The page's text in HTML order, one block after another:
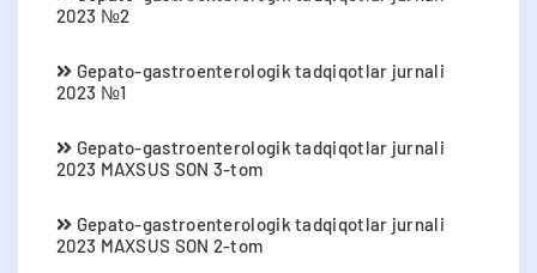
2023 №2
Gepato-gastroenterologik tadqiqotlar jurnali
2023 №1
Gepato-gastroenterologik tadqiqotlar jurnali
2023 MAXSUS SON 3-tom
Gepato-gastroenterologik tadqiqotlar jurnali
2023 MAXSUS SON 2-tom